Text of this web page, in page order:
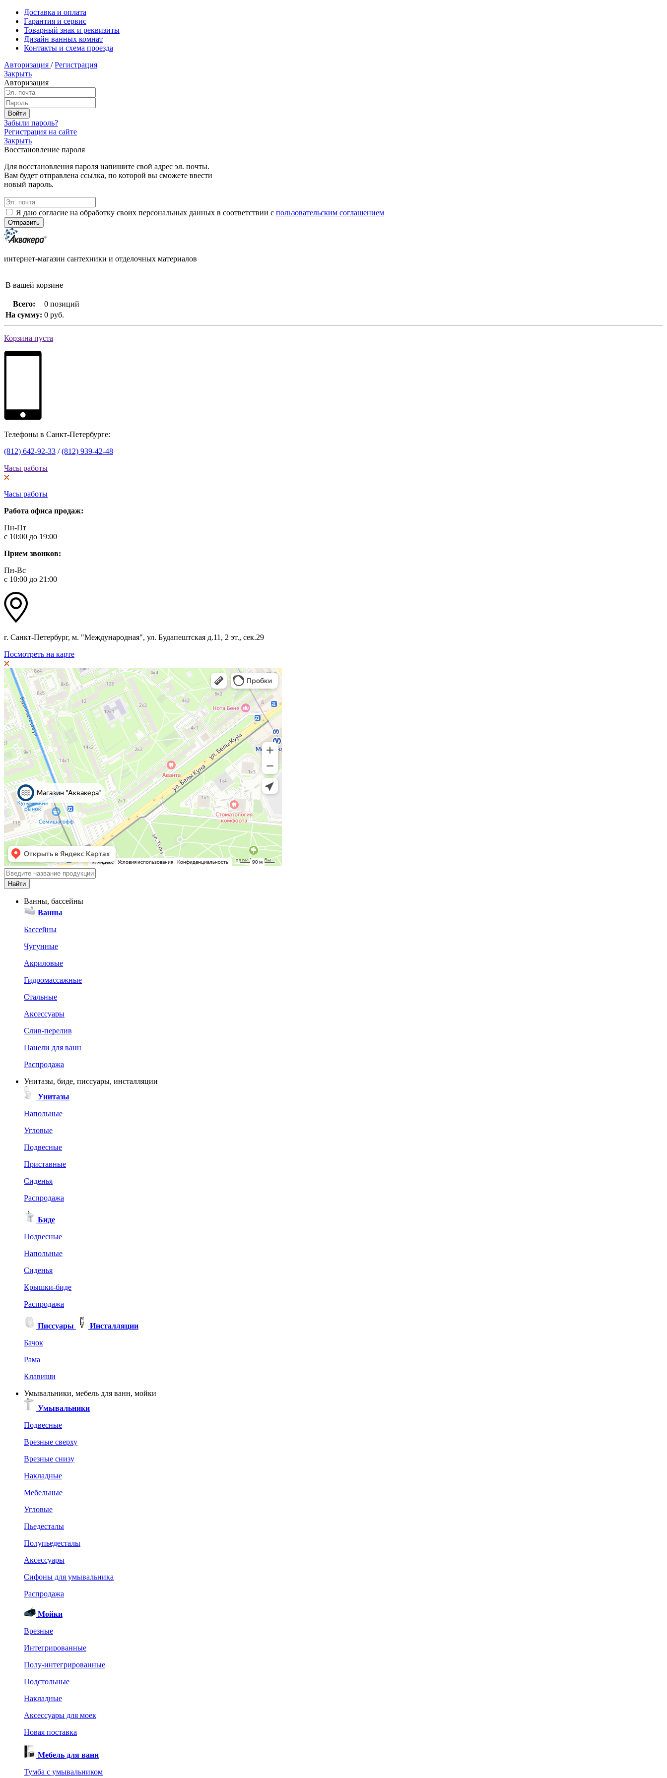
Доставка и оплата
Гарантия и сервис
Товарный знак и реквизиты
Дизайн ванных комнат
Контакты и схема проезда
Авторизация / Регистрация
Закрыть
Авторизация
Забыли пароль?
Регистрация на сайте
Закрыть
Восстановление пароля
Для восстановления пароля напишите свой адрес эл. почты.
Вам будет отправлена ссылка, по которой вы сможете ввести
новый пароль.
Я даю согласие на обработку своих персональных данных в соответствии с пользовательским соглашением
интернет-магазин сантехники и отделочных материалов
В вашей корзине
Всего:
0 позиций
На сумму: 0 руб.
Корзина пуста
Телефоны в Санкт-Петербурге:
(812) 642-92-33 /(812) 939-42-48
Часы работы
Часы работы
Работа офиса продаж:
Пн-Пт
с 10:00 до 19:00
Прием звонков:
Пн-Вс
с 10:00 до 21:00
г. Санкт-Петербург, м. "Международная", ул. Будапештская д.11, 2 эт., сек.29
Посмотреть на карте
Ванны, бассейны
Ванны
Бассейны
Чугунные
Акриловые
Гидромассажные
Стальные
Аксессуары
Слив-перелив
Панели для ванн
Распродажа
Унитазы, биде, писсуары, инсталляции
Унитазы
Напольные
Угловые
Подвесные
Приставные
Сиденья
Распродажа
Биде
Подвесные
Напольные
Сиденья
Крышки-биде
Распродажа
Писсуары
Инсталляции
Бачок
Рама
Клавиши
Умывальники, мебель для ванн, мойки
Умывальники
Подвесные
Врезные сверху
Врезные снизу
Накладные
Мебельные
Угловые
Пьедесталы
Полупьедесталы
Аксессуары
Сифоны для умывальника
Распродажа
Мойки
Врезные
Интегрированные
Полу-интегрированные
Подстольные
Накладные
Аксессуары для моек
Новая поставка
Мебель для ванн
Тумба с умывальником